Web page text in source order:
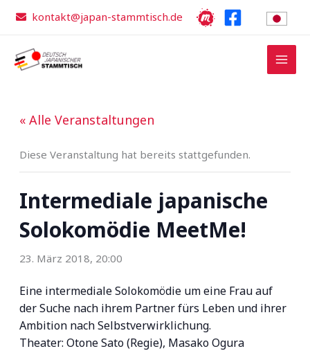
Inhalt
kontakt@japan-stammtisch.de
« Alle Veranstaltungen
Diese Veranstaltung hat bereits stattgefunden.
Intermediale japanische
Solokomödie MeetMe!
23. März 2018, 20:00
Eine intermediale Solokomödie um eine Frau auf
der Suche nach ihrem Partner fürs Leben und ihrer
Ambition nach Selbstverwirklichung.
Theater: Otone Sato (Regie), Masako Ogura